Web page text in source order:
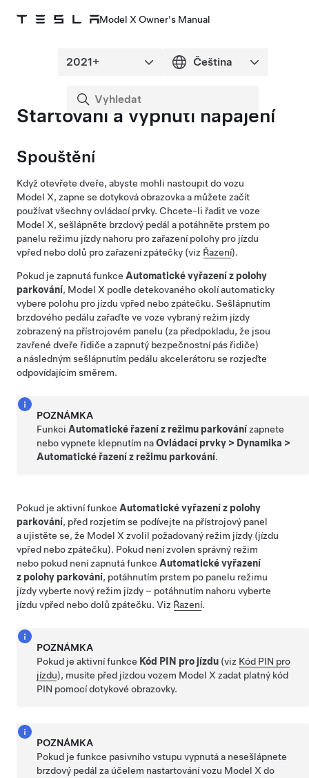
Model X Owner's Manual
Startování a vypnutí napájení
Spouštění
Když otevřete dveře, abyste mohli nastoupit do vozu
Model X, zapne se dotyková obrazovka a můžete začít
používat všechny ovládací prvky. Chcete-li řadit ve voze
Model X, sešlápněte brzdový pedál a potáhněte prstem po
panelu režimu jízdy nahoru pro zařazení polohy pro jízdu
vpřed nebo dolů pro zařazení zpátečky (viz Řazení).
Pokud je zapnutá funkce Automatické vyřazení z polohy
parkování, Model X podle detekovaného okolí automaticky
vybere polohu pro jízdu vpřed nebo zpátečku. Sešlápnutím
brzdového pedálu zařaďte ve voze vybraný režim jízdy
zobrazený na přístrojovém panelu (za předpokladu, že jsou
zavřené dveře řidiče a zapnutý bezpečnostní pás řidiče)
a následným sešlápnutím pedálu akcelerátoru se rozjeďte
odpovídajícím směrem.
POZNÁMKA
Funkci Automatické řazení z režimu parkovánízapnete
nebo vypnete klepnutím naOvládací prvky > Dynamika >
Automatické řazení z režimu parkování.
Pokud je aktivní funkce Automatické vyřazení z polohy
parkování, před rozjetím se podívejte na přístrojový panel
a ujistěte se, že Model X zvolil požadovaný režim jízdy (jízdu
vpřed nebo zpátečku). Pokud není zvolen správný režim
nebo pokud není zapnutá funkce Automatické vyřazení
z polohy parkování, potáhnutím prstem po panelu režimu
jízdy vyberte nový režim jízdy – potáhnutím nahoru vyberte
jízdu vpřed nebo dolů zpátečku. Viz Řazení.
POZNÁMKA
Pokud je aktivní funkce Kód PIN pro jízdu (viz Kód PIN pro
jízdu), musíte před jízdou vozem Model X zadat platný kód
PIN pomocí dotykové obrazovky.
POZNÁMKA
Pokud je funkce pasivního vstupu vypnutá a nesešlápnete
brzdový pedál za účelem nastartování vozu Model X do